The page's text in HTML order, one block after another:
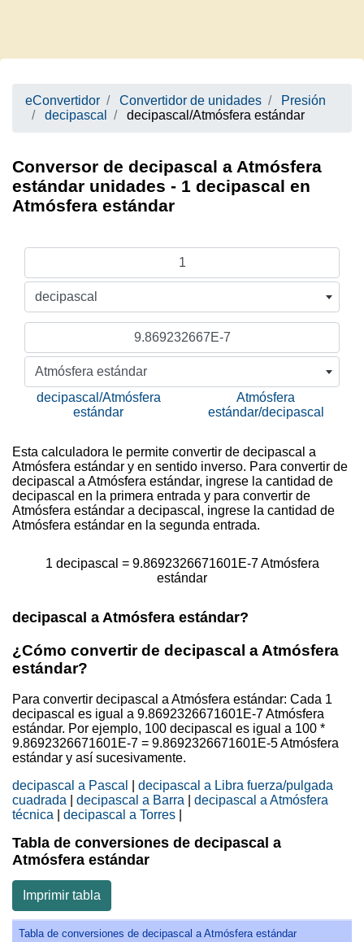
eConvertidor Convertidor de unidades
Presión
decipascal
decipascal/Atmósfera estándar
Conversor de decipascal a Atmósfera
estándar unidades - 1 decipascal en
Atmósfera estándar
decipascal
Atmósfera estándar
decipascal/Atmósfera
estándar
Atmósfera
estándar/decipascal
Esta calculadora le permite convertir de decipascal a
Atmósfera estándar y en sentido inverso. Para convertir de
decipascal a Atmósfera estándar, ingrese la cantidad de
decipascal en la primera entrada y para convertir de
Atmósfera estándar a decipascal, ingrese la cantidad de
Atmósfera estándar en la segunda entrada.
1 decipascal = 9.8692326671601E-7 Atmósfera
estándar
decipascal a Atmósfera estándar?
¿Cómo convertir de decipascal a Atmósfera
estándar?
Para convertir decipascal a Atmósfera estándar: Cada 1
decipascal es igual a 9.8692326671601E-7 Atmósfera
estándar. Por ejemplo, 100 decipascal es igual a 100 *
9.8692326671601E-7 = 9.8692326671601E-5 Atmósfera
estándar y así sucesivamente.
decipascal a Pascal
decipascal a Libra fuerza/pulgada
cuadrada
decipascal a Barra
decipascal a Atmósfera
técnica
decipascal a Torres
Tabla de conversiones de decipascal a
Atmósfera estándar
Imprimir tabla
Tabla de conversiones de decipascal a Atmósfera estándar